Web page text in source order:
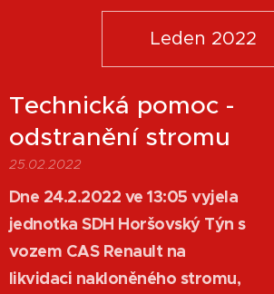
Leden 2022
Technická pomoc -
odstranění stromu
25.02.2022
Dne 24.2.2022 ve 13:05 vyjela
jednotka SDH Horšovský Týn s
vozem CAS Renault na
likvidaci nakloněného stromu,